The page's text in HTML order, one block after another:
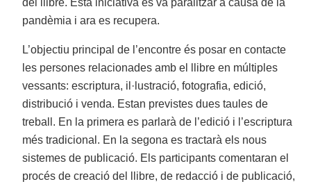
del llibre. Esta iniciativa es va paralitzar a causa de la
pandèmia i ara es recupera.
L’objectiu principal de l’encontre és posar en contacte
les persones relacionades amb el llibre en múltiples
vessants: escriptura, il·lustració, fotografia, edició,
distribució i venda. Estan previstes dues taules de
treball. En la primera es parlarà de l’edició i l’escriptura
més tradicional. En la segona es tractarà els nous
sistemes de publicació. Els participants comentaran el
procés de creació del llibre, de redacció i de publicació,